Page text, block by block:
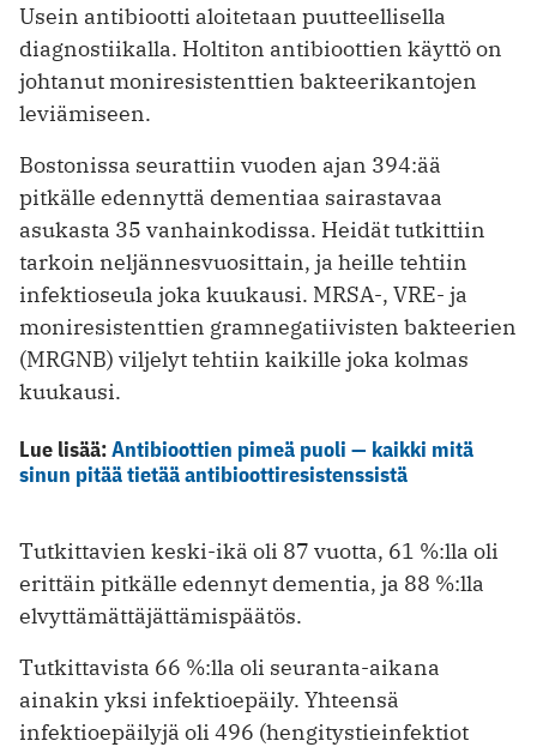
Usein antibiootti aloitetaan puutteellisella
diagnostiikalla. Holtiton antibioottien käyttö on
johtanut moniresistenttien bakteerikantojen
leviämiseen.
Bostonissa seurattiin vuoden ajan 394:ää
pitkälle edennyttä dementiaa sairastavaa
asukasta 35 vanhainkodissa. Heidät tutkittiin
tarkoin neljännesvuosittain, ja heille tehtiin
infektioseula joka kuukausi. MRSA-, VRE- ja
moniresistenttien gramnegatiivisten bakteerien
(MRGNB) viljelyt tehtiin kaikille joka kolmas
kuukausi.
Lue lisää:Antibioottien pimeä puoli — kaikki mitä
sinun pitää tietää antibioottiresistenssistä
Tutkittavien keski-ikä oli 87 vuotta, 61 %:lla oli
erittäin pitkälle edennyt dementia, ja 88 %:lla
elvyttämättäjättämispäätös.
Tutkittavista 66 %:lla oli seuranta-aikana
ainakin yksi infektioepäily. Yhteensä
infektioepäilyjä oli 496 (hengitystieinfektiot